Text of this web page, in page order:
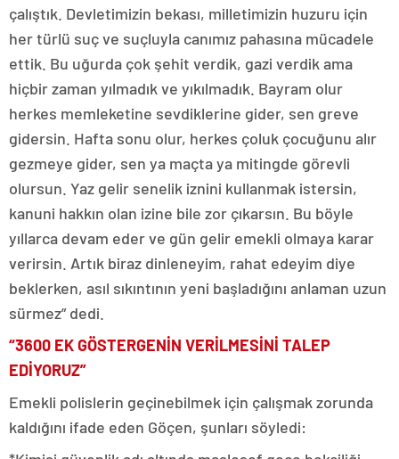
çalıştık. Devletimizin bekası, milletimizin huzuru için
her türlü suç ve suçluyla canımız pahasına mücadele
ettik. Bu uğurda çok şehit verdik, gazi verdik ama
hiçbir zaman yılmadık ve yıkılmadık. Bayram olur
herkes memleketine sevdiklerine gider, sen greve
gidersin. Hafta sonu olur, herkes çoluk çocuğunu alır
gezmeye gider, sen ya maçta ya mitingde görevli
olursun. Yaz gelir senelik iznini kullanmak istersin,
kanuni hakkın olan izine bile zor çıkarsın. Bu böyle
yıllarca devam eder ve gün gelir emekli olmaya karar
verirsin. Artık biraz dinleneyim, rahat edeyim diye
beklerken, asıl sıkıntının yeni başladığını anlaman uzun
sürmez” dedi.
“3600 EK GÖSTERGENİN VERİLMESİNİ TALEP
EDİYORUZ”
Emekli polislerin geçinebilmek için çalışmak zorunda
kaldığını ifade eden Göçen, şunları söyledi: